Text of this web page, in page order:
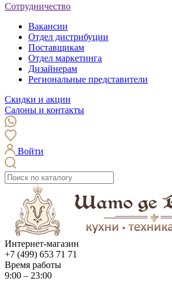
Сотрудничество
Вакансии
Отдел дистрибуции
Поставщикам
Отдел маркетинга
Дизайнерам
Региональные представители
Скидки и акции
Салоны и контакты
Войти
Интернет-магазин
+7 (499) 653 71 71
Время работы
9:00 – 23:00